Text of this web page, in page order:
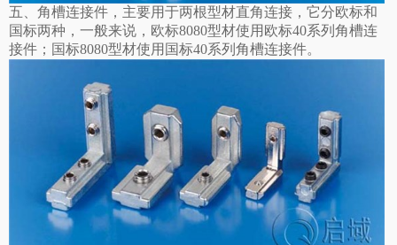
五、角槽连接件，主要用于两根型材直角连接，它分欧标和
国标两种，一般来说，欧标8080型材使用欧标40系列角槽连
接件；国标8080型材使用国标40系列角槽连接件。